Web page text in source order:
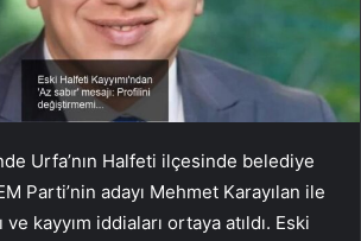
Urfa’nın Halfeti ilçesinde belediye
Parti’nin adayı Mehmet Karayılan ile
kayyım iddiaları ortaya atıldı. Eski